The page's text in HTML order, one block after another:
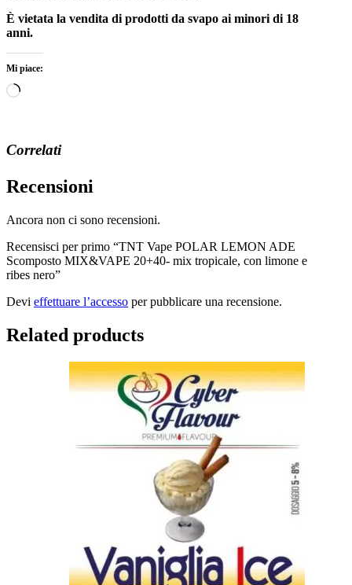
È vietata la vendita di prodotti da svapo ai minori di 18
anni.
Mi piace:
Caricamento
Correlati
Recensioni
Ancora non ci sono recensioni.
Recensisci per primo “TNT Vape POLAR LEMON ADE
Scomposto MIX&VAPE 20+40- mix tropicale, con limone e
ribes nero”
Devi effettuare l’accesso per pubblicare una recensione.
Related products